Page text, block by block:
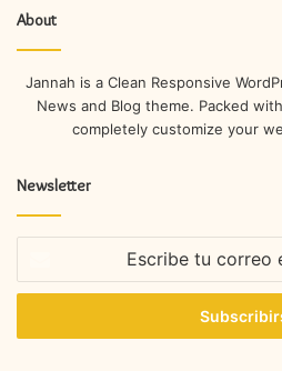
About
Jannah is a Clean Responsive
News and Blog theme. Packed
completely customize your
Newsletter
correo